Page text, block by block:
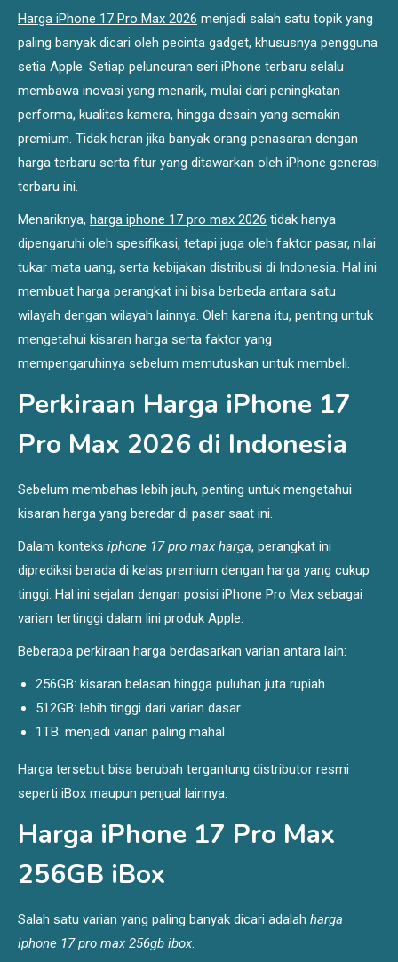
Harga iPhone 17 Pro Max 2026 menjadi salah satu topik yang
paling banyak dicari oleh pecinta gadget, khususnya pengguna
setia Apple. Setiap peluncuran seri iPhone terbaru selalu
membawa inovasi yang menarik, mulai dari peningkatan
performa, kualitas kamera, hingga desain yang semakin
premium. Tidak heran jika banyak orang penasaran dengan
harga terbaru serta fitur yang ditawarkan oleh iPhone generasi
terbaru ini.
Menariknya, harga iphone 17 pro max 2026 tidak hanya
dipengaruhi oleh spesifikasi, tetapi juga oleh faktor pasar, nilai
tukar mata uang, serta kebijakan distribusi di Indonesia. Hal ini
membuat harga perangkat ini bisa berbeda antara satu
wilayah dengan wilayah lainnya. Oleh karena itu, penting untuk
mengetahui kisaran harga serta faktor yang
mempengaruhinya sebelum memutuskan untuk membeli.
Perkiraan Harga iPhone 17
Pro Max 2026 di Indonesia
Sebelum membahas lebih jauh, penting untuk mengetahui
kisaran harga yang beredar di pasar saat ini.
Dalam konteks iphone 17 pro max harga, perangkat ini
diprediksi berada di kelas premium dengan harga yang cukup
tinggi. Hal ini sejalan dengan posisi iPhone Pro Max sebagai
varian tertinggi dalam lini produk Apple.
Beberapa perkiraan harga berdasarkan varian antara lain:
256GB: kisaran belasan hingga puluhan juta rupiah
512GB: lebih tinggi dari varian dasar
1TB: menjadi varian paling mahal
Harga tersebut bisa berubah tergantung distributor resmi
seperti iBox maupun penjual lainnya.
Harga iPhone 17 Pro Max
256GB iBox
Salah satu varian yang paling banyak dicari adalah harga
iphone 17 pro max 256gb ibox.